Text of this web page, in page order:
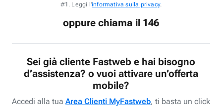
#1. Leggi l'informativa sulla privacy.
oppure chiama il 146
Sei già cliente Fastweb e hai bisogno
d’assistenza? o vuoi attivare un’offerta
mobile?
Accedi alla tua Area Clienti MyFastweb, ti basta un click